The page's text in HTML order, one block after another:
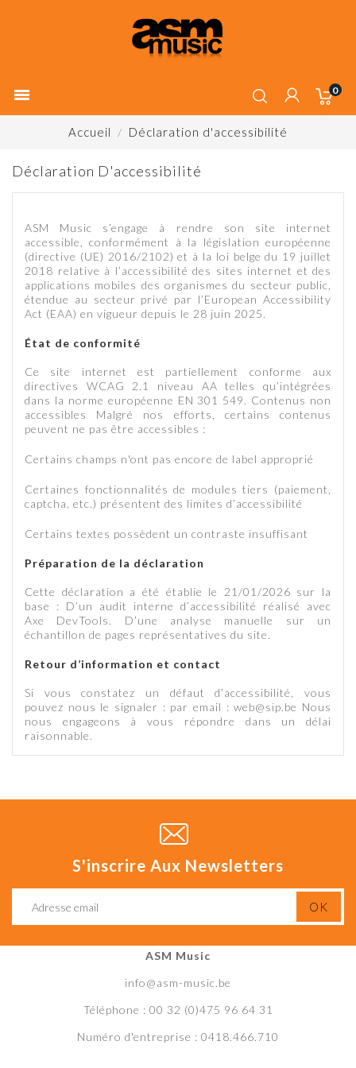
 0
Accueil Déclaration d'accessibilité
Déclaration D'accessibilité
ASM Music s’engage à rendre son site internet
accessible, conformément à la législation européenne
(directive (UE) 2016/2102) et à la loi belge du 19 juillet
2018 relative à l’accessibilité des sites internet et des
applications mobiles des organismes du secteur public,
étendue au secteur privé par l’European Accessibility
Act (EAA) en vigueur depuis le 28 juin 2025.
État de conformité
Ce site internet est partiellement conforme aux
directives WCAG 2.1 niveau AA telles qu’intégrées
dans la norme européenne EN 301 549. Contenus non
accessibles Malgré nos efforts, certains contenus
peuvent ne pas être accessibles :
Certains champs n'ont pas encore de label approprié
Certaines fonctionnalités de modules tiers (paiement,
captcha, etc.) présentent des limites d’accessibilité
Certains textes possèdent un contraste insuffisant
Préparation de la déclaration
Cette déclaration a été établie le 21/01/2026 sur la
base : D’un audit interne d’accessibilité réalisé avec
Axe DevTools. D’une analyse manuelle sur un
échantillon de pages représentatives du site.
Retour d’information et contact
Si vous constatez un défaut d’accessibilité, vous
pouvez nous le signaler : par email : web@sip.be Nous
nous engageons à vous répondre dans un délai
raisonnable.
S'inscrire Aux Newsletters
ASM Music
info@asm-music.be
Téléphone : 00 32 (0)475 96 64 31
Numéro d'entreprise : 0418.466.710